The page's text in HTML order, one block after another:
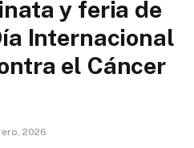
y feria de
Internacional
el Cáncer
2026